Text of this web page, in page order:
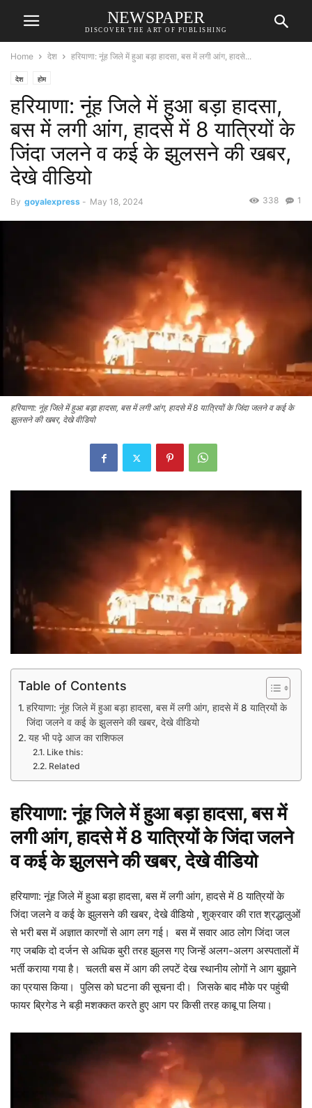
NEWSPAPER
DISCOVER THE ART OF PUBLISHING
Home देश हरियाणा: नूंह जिले में हुआ बड़ा हादसा, बस में लगी आंग, हादसे...
देश होम
हरियाणा: नूंह जिले में हुआ बड़ा हादसा,
बस में लगी आंग, हादसे में 8 यात्रियों के
जिंदा जलने व कई के झुलसने की खबर,
देखे वीडियो
By goyalexpress - May 18, 2024 1
338
हरियाणा: नूंह जिले में हुआ बड़ा हादसा, बस में लगी आंग, हादसे में 8 यात्रियों के जिंदा जलने व कई के
झुलसने की खबर, देखे वीडियो
Table of Contents
हरियाणा: नूंह जिले में हुआ बड़ा हादसा, बस में लगी आंग, हादसे में 8 यात्रियों के
जिंदा जलने व कई के झुलसने की खबर, देखे वीडियो
यह भी पढ़े आज का राशिफल
Like this:
Related
हरियाणा:नूंहजिले में हुआ बड़ा हादसा, बस में
लगी आंग, हादसे में 8 यात्रियों के जिंदा जलने
व कई के झुलसने की खबर, देखे वीडियो
हरियाणा: नूंह जिले में हुआ बड़ा हादसा, बस में लगी आंग, हादसे में 8 यात्रियों के
जिंदा जलने व कई के झुलसने की खबर, देखे वीडियो , शुक्रवार की रात श्रद्धालुओं
से भरी बस में अज्ञात कारणों से आग लग गई। बस में सवार आठ लोग जिंदा जल
गए जबकि दो दर्जन से अधिक बुरी तरह झुलस गए जिन्हें अलग-अलग अस्पतालों में
भर्ती कराया गया है। चलती बस में आग की लपटें देख स्थानीय लोगों ने आग बुझाने
का प्रयास किया। पुलिस को घटना की सूचना दी। जिसके बाद मौके पर पहुंची
फायर ब्रिगेड ने बड़ी मशक्कत करते हुए आग पर किसी तरह काबू पा लिया।